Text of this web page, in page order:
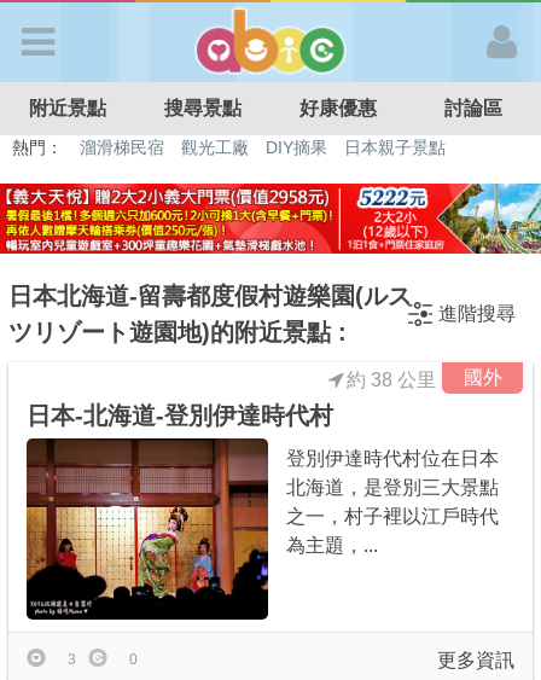
APP登入
首 頁
好康優惠
最新消息
最新留言
商家合作
推薦景點
附近景點 搜尋景點 好康優惠 討論區
熱門： 溜滑梯民宿 觀光工廠 DIY摘果
日本親子景點
日本北海道-留壽都度假村遊樂園(ルス
ツリゾート遊園地)的附近景點 :
進階搜尋
國外
約 38 公里
日本-北海道-登別伊達時代村
登別伊達時代村位在日本
北海道，是登別三大景點
之一，村子裡以江戶時代
為主題，...
更多資訊
3 0